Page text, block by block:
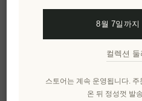
8월 7일까지
컬렉션 둘
스토어는 계속 운영됩니다.
온 뒤 정성껏 발